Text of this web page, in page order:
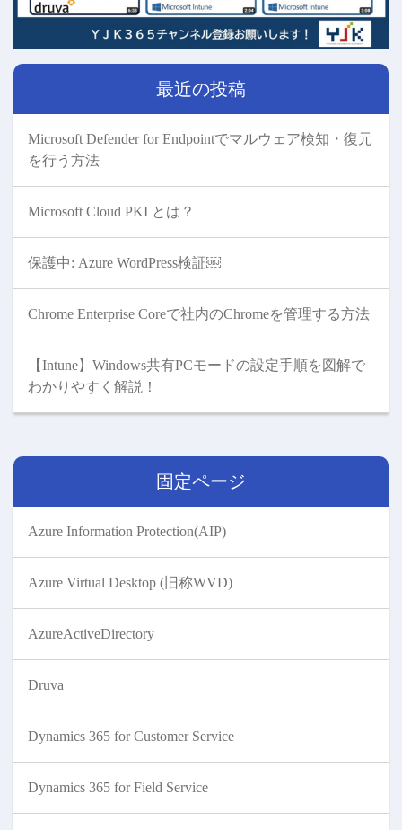
最近の投稿
Microsoft Defender for Endpointでマルウェア検知・復元
を行う方法
Microsoft Cloud PKI とは？
保護中: Azure WordPress検証￼
Chrome Enterprise Coreで社内のChromeを管理する方法
【Intune】Windows共有PCモードの設定手順を図解で
わかりやすく解説！
固定ページ
Azure Information Protection(AIP)
Azure Virtual Desktop (旧称WVD)
AzureActiveDirectory
Druva
Dynamics 365 for Customer Service
Dynamics 365 for Field Service